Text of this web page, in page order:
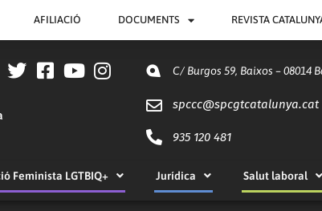
AFILIACIÓ DOCUMENTS REVISTA
C/ Burgos 59, Baixos – 08014
spccc@spcgtcatalunya.cat
935 120 481
Feminista LGTBIQ+ Jurídica Salut laboral